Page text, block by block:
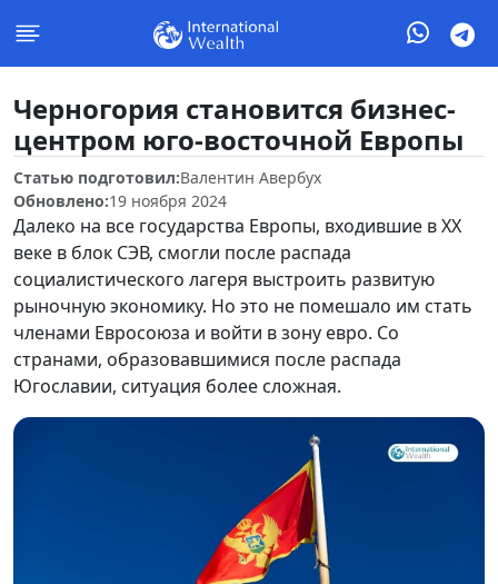
Черногория становится бизнес-
центром юго-восточной Европы
Статью подготовил:Валентин Авербух
Обновлено:19 ноября 2024
Далеко на все государства Европы, входившие в XX
веке в блок СЭВ, смогли после распада
социалистического лагеря выстроить развитую
рыночную экономику. Но это не помешало им стать
членами Евросоюза и войти в зону евро. Со
странами, образовавшимися после распада
Югославии, ситуация более сложная.